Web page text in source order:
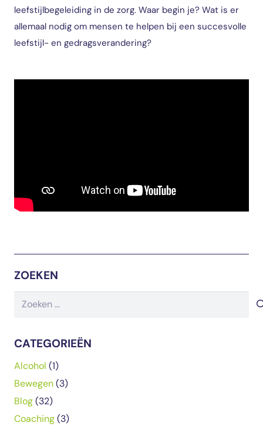
leefstijlbegeleiding in de zorg. Waar begin je? Wat is er
allemaal nodig om mensen te helpen bij een succesvolle
leefstijl- en gedragsverandering?
ZOEKEN
Zoeken
CATEGORIEËN
Alcohol (1)
Bewegen(3)
Blog(32)
Coaching(3)